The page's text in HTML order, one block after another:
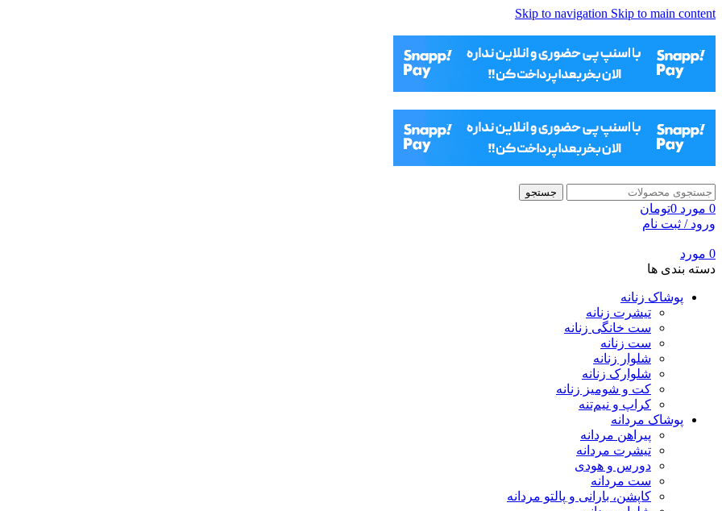
Skip to navigation Skip to main content
جستجو
0 مورد 0تومان
ورود / ثبت نام
0 مورد
دسته بندی ها
پوشاک زنانه
تیشرت زنانه
ست خانگی زنانه
ست زنانه
شلوار زنانه
شلوارک زنانه
کت و شومیز زنانه
کراپ و نیم‌تنه
پوشاک مردانه
پیراهن مردانه
تیشرت مردانه
دورس و هودی
ست مردانه
کاپشن، بارانی و پالتو مردانه